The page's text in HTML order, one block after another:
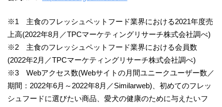
※1 主食のフレッシュペットフード業界における2021年度売
上高(2022年8月／TPCマーケティングリサーチ株式会社調べ)
※2 主食のフレッシュペットフード業界における会員数
(2022年2月／TPCマーケティングリサーチ株式会社調べ)
※3 Webアクセス数(Webサイトの月間ユニークユーザー数／
期間：2022年6月～2022年8月／Similarweb)、初めてのフレッ
シュフードに選びたい商品、愛犬の健康のために与えたいフ